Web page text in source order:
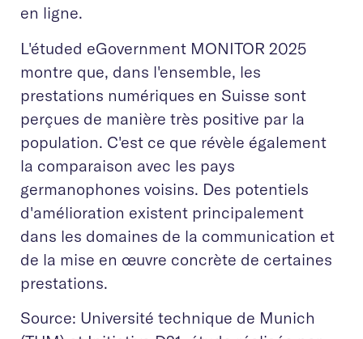
en ligne.
L'étuded eGovernment MONITOR 2025
montre que, dans l'ensemble, les
prestations numériques en Suisse sont
perçues de manière très positive par la
population. C'est ce que révèle également
la comparaison avec les pays
germanophones voisins. Des potentiels
d'amélioration existent principalement
dans les domaines de la communication et
de la mise en œuvre concrète de certaines
prestations.
Source: Université technique de Munich